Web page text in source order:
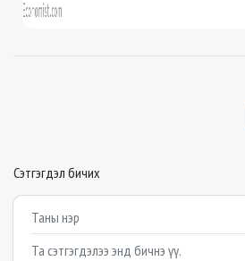
Сэтгэгдэл бичих
Example textarea